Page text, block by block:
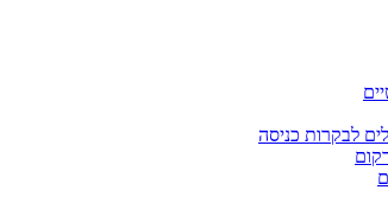
לבקרות כניסה